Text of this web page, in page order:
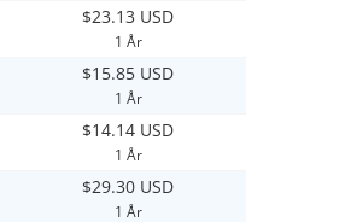
$23.13 USD
1 År
$15.85 USD
1 År
$14.14 USD
1 År
$29.30 USD
1 År